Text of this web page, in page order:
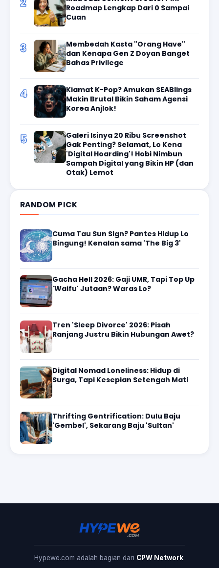
Roadmap Lengkap Dari 0 Sampai
Cuan
3
Membedah Kasta "Orang Have"
dan Kenapa Gen Z Doyan Banget
Bahas Privilege
4
Kiamat K-Pop? Amukan SEABlings
Makin Brutal Bikin Saham Agensi
Korea Anjlok!
5
Galeri Isinya 20 Ribu Screenshot
Gak Penting? Selamat, Lo Kena
'Digital Hoarding'! Hobi Nimbun
Sampah Digital yang Bikin HP (dan
Otak) Lemot
RANDOM PICK
Cuma Tau Sun Sign? Pantes Hidup Lo
Bingung! Kenalan sama 'The Big 3'
Gacha Hell 2026: Gaji UMR, Tapi Top Up
'Waifu' Jutaan? Waras Lo?
Tren 'Sleep Divorce' 2026: Pisah
Ranjang Justru Bikin Hubungan Awet?
Digital Nomad Loneliness: Hidup di
Surga, Tapi Kesepian Setengah Mati
Thrifting Gentrification: Dulu Baju
'Gembel', Sekarang Baju 'Sultan'
Hypewe.com adalah bagian dari CPW Network.